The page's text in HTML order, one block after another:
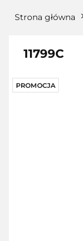
Strona główna
11799C
PROMOCJA